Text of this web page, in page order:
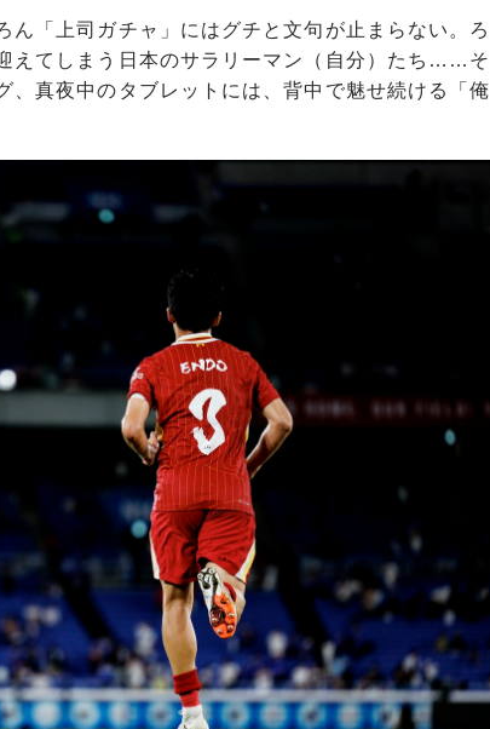
「上司ガチャ」にはグチと文句が止まらない。ろ
えてしまう日本のサラリーマン（自分）たち……そ
、真夜中のタブレットには、背中で魅せ続ける「俺